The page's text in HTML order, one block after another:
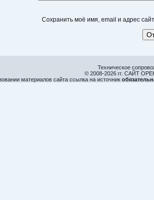
Сохранить моё имя, email и адрес
Техническое
© 2008-2026 гг. САЙТ
материалов сайта ссылка на источник